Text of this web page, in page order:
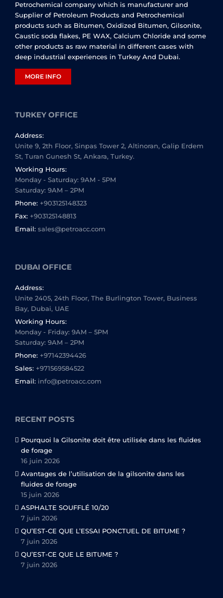
Petrochemical company which is manufacturer and
Supplier of Petroleum Products and Petrochemical
products such as Bitumen, Oxidized Bitumen, Gilsonite,
Caustic soda flakes, PE WAX, Calcium Chloride and some
other products as raw material in different cases with
deep industrial experiences in Turkey And Dubai.
MORE INFO
TURKEY OFFICE
Address:
Unite 9, 2th Floor, Sinpas Tower 2, Altinoran, Galip Erdem
St, Turan Gunesh St, Ankara, Turkey.
Working Hours:
Monday - Saturday: 9AM - 5PM
Saturday: 9AM – 2PM
Phone: +903125148323
Fax: +903125148813
Email: sales@petroacc.com
DUBAI OFFICE
Address:
Unite 2405, 24th Floor, The Burlington Tower, Business
Bay, Dubai, UAE
Working Hours:
Monday - Friday: 9AM – 5PM
Saturday: 9AM – 2PM
Phone: +97142394426
Sales: +971569584522
Email: info@petroacc.com
RECENT POSTS
Pourquoi la Gilsonite doit être utilisée dans les fluides
de forage
16 juin 2026
Avantages de l’utilisation de la gilsonite dans les
fluides de forage
15 juin 2026
ASPHALTE SOUFFLÉ 10/20
7 juin 2026
QU’EST-CE QUE L’ESSAI PONCTUEL DE BITUME ?
7 juin 2026
QU’EST-CE QUE LE BITUME ?
7 juin 2026